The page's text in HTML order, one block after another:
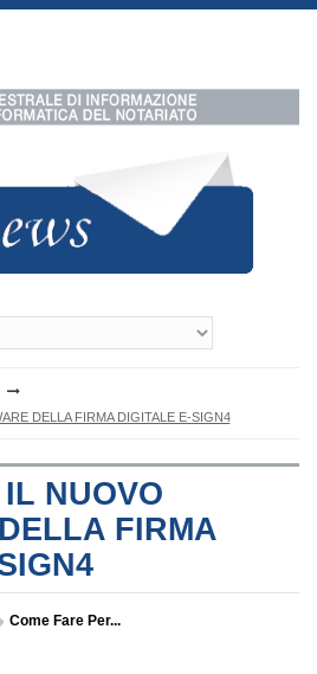
DELLA FIRMA DIGITALE E-SIGN4
NUOVO
FIRMA
Come Fare Per...